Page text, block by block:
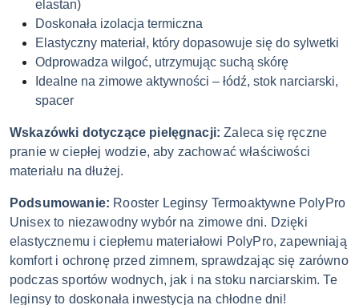
elastan)
Doskonała izolacja termiczna
Elastyczny materiał, który dopasowuje się do sylwetki
Odprowadza wilgoć, utrzymując suchą skórę
Idealne na zimowe aktywności – łódź, stok narciarski,
spacer
Wskazówki dotyczące pielęgnacji: Zaleca się ręczne
pranie w ciepłej wodzie, aby zachować właściwości
materiału na dłużej.
Podsumowanie: Rooster Leginsy Termoaktywne PolyPro
Unisex to niezawodny wybór na zimowe dni. Dzięki
elastycznemu i ciepłemu materiałowi PolyPro, zapewniają
komfort i ochronę przed zimnem, sprawdzając się zarówno
podczas sportów wodnych, jak i na stoku narciarskim. Te
leginsy to doskonała inwestycja na chłodne dni!